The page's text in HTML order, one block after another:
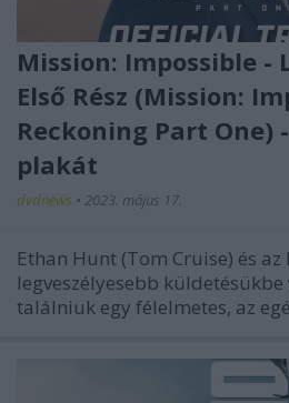
Mission: Impossible -
Első Rész (Mission:
Reckoning Part One)
plakát
dvdnews • 2023. május 17.
Ethan Hunt (Tom Cruise) és
legveszélyesebb
találniuk egy félelmetes, az